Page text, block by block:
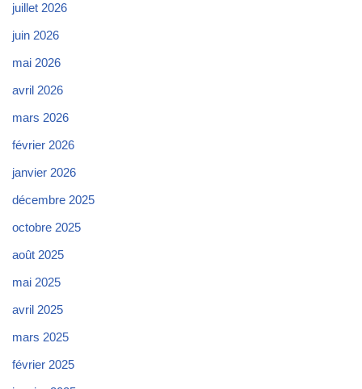
juillet 2026
juin 2026
mai 2026
avril 2026
mars 2026
février 2026
janvier 2026
décembre 2025
octobre 2025
août 2025
mai 2025
avril 2025
mars 2025
février 2025